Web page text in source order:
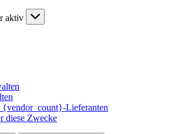
aktiv
{vendor_count}-Lieferanten
diese Zwecke